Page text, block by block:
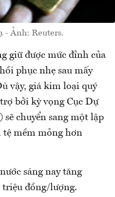
- Ảnh: Reuters.
giữ được mức đỉnh của
phục nhẹ sau mấy
vậy, giá kim loại quý
bởi kỳ vọng Cục Dự
chuyển sang một lập
mềm mỏng hơn
sáng nay tăng
triệu đồng/lượng.